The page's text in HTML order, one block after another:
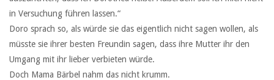
in Versuchung führen lassen.“
Doro sprach so, als würde sie das eigentlich nicht sagen wollen, als
müsste sie ihrer besten Freundin sagen, dass ihre Mutter ihr den
Umgang mit ihr lieber verbieten würde.
Doch Mama Bärbel nahm das nicht krumm.